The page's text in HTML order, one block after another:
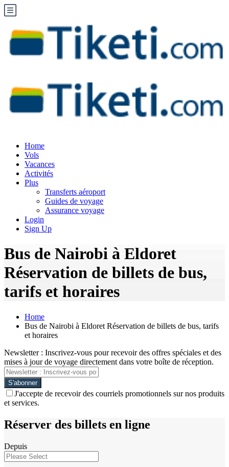
Home
Vols
Vacances
Activités
Plus
Transferts aéroport
Guides de voyage
Assurance voyage
Login
Sign Up
Bus de Nairobi à Eldoret
Réservation de billets de bus,
tarifs et horaires
Home
Bus de Nairobi à Eldoret Réservation de billets de bus, tarifs
et horaires
Newsletter : Inscrivez-vous pour recevoir des offres spéciales et des
mises à jour de voyage directement dans votre boîte de réception.
J'accepte de recevoir des courriels promotionnels sur nos produits
et services.
Réserver des billets en ligne
Depuis